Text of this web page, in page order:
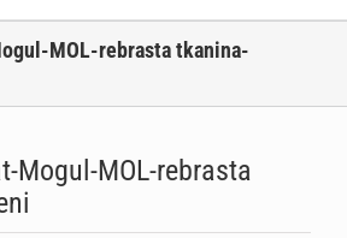
MOL-rebrasta tkanina-
Mogul-MOL-rebrasta